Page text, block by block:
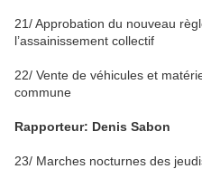
21/ Approbation du nouveau
l’assainissement collectif
22/ Vente de véhicules et
commune
Rapporteur: Denis Sabon
23/ Marches nocturnes des